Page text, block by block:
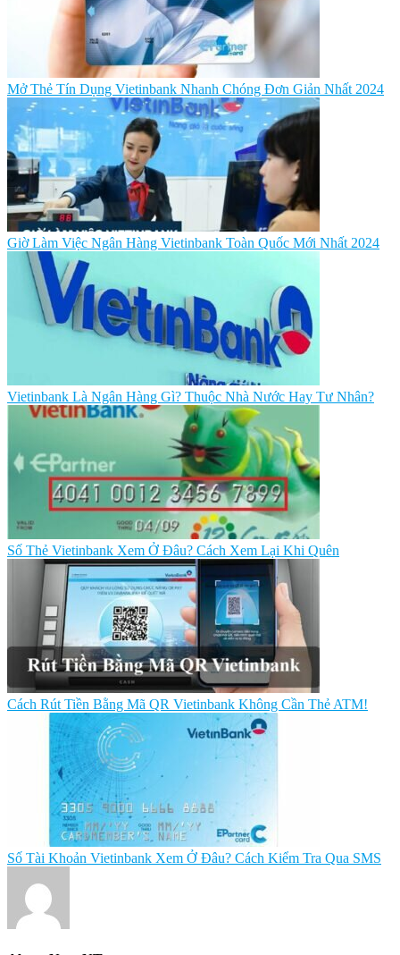
Mở Thẻ Tín Dụng Vietinbank Nhanh Chóng Đơn Giản Nhất 2024
Giờ Làm Việc Ngân Hàng Vietinbank Toàn Quốc Mới Nhất 2024
Vietinbank Là Ngân Hàng Gì? Thuộc Nhà Nước Hay Tư Nhân?
Số Thẻ Vietinbank Xem Ở Đâu? Cách Xem Lại Khi Quên
Cách Rút Tiền Bằng Mã QR Vietinbank Không Cần Thẻ ATM!
Số Tài Khoản Vietinbank Xem Ở Đâu? Cách Kiểm Tra Qua SMS